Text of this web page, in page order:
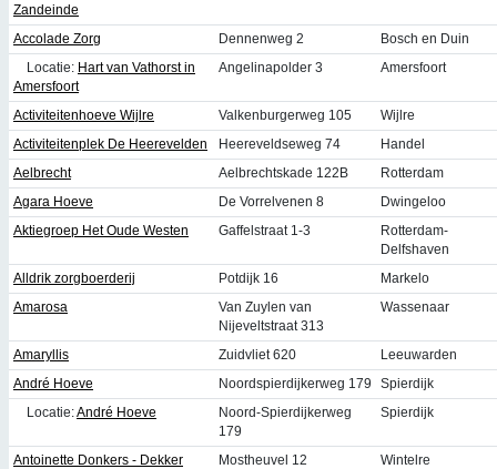
Zandeinde
Accolade Zorg Dennenweg 2
Bosch en Duin
Locatie: Hart van Vathorst in
Amersfoort
Angelinapolder 3 Amersfoort
Activiteitenhoeve Wijlre Valkenburgerweg 105
Wijlre
Activiteitenplek De Heerevelden
Heereveldseweg 74
Handel
Aelbrecht
Aelbrechtskade 122B
Rotterdam
Agara Hoeve
De Vorrelvenen 8
Dwingeloo
Aktiegroep Het Oude Westen
Gaffelstraat 1-3
Rotterdam-
Delfshaven
Alldrik zorgboerderij
Potdijk 16
Markelo
Amarosa
Van Zuylen van
Nijeveltstraat 313
Wassenaar
Amaryllis Zuidvliet 620
Leeuwarden
André Hoeve
Noordspierdijkerweg 179
Spierdijk
Locatie:André Hoeve
Noord-Spierdijkerweg
179
Spierdijk
Antoinette Donkers - Dekker
Mostheuvel 12 Wintelre